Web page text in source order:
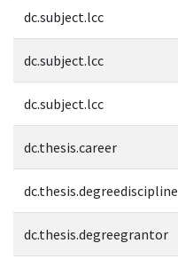
dc.subject.lcc
dc.subject.lcc
dc.subject.lcc
dc.thesis.career
dc.thesis.degreediscipline
dc.thesis.degreegrantor